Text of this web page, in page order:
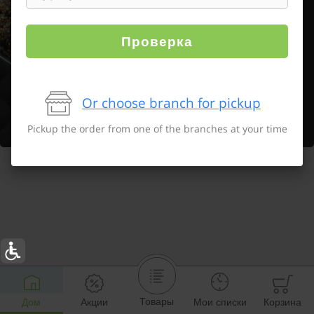
Дом Акции Товары Мои списки Корзина
Проверка
Or choose branch for pickup
Pickup the order from one of the branches at your time